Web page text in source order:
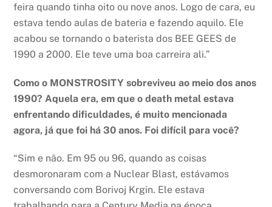
feira quando tinha oito ou nove anos. Logo de cara, eu
estava tendo aulas de bateria e fazendo aquilo. Ele
acabou se tornando o baterista dos BEE GEES de
1990 a 2000. Ele teve uma boa carreira ali.”
Como o MONSTROSITY sobreviveu ao meio dos anos
1990? Aquela era, em que o death metal estava
enfrentando dificuldades, é muito mencionada
agora, já que foi há 30 anos. Foi difícil para você?
“Sim e não. Em 95 ou 96, quando as coisas
desmoronaram com a Nuclear Blast, estávamos
conversando com Borivoj Krgin. Ele estava